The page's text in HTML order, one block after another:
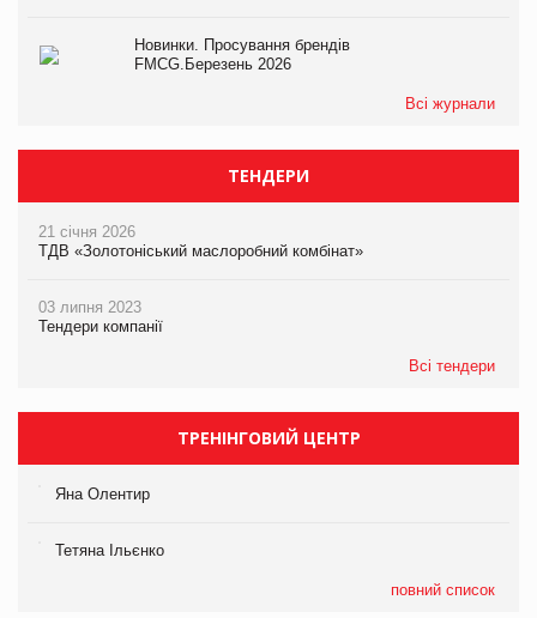
Новинки. Просування брендів
FMCG.Березень 2026
Всі журнали
ТЕНДЕРИ
21 січня 2026
ТДВ «Золотоніський маслоробний комбінат»
03 липня 2023
Тендери компанії
Всі тендери
ТРЕНІНГОВИЙ ЦЕНТР
Яна Олентир
Тетяна Ільєнко
повний список